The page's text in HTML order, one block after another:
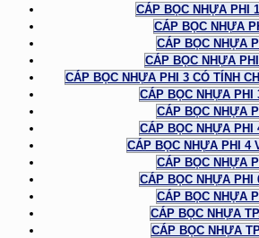
CÁP BỌC NHỰA PHI
CÁP BỌC NHỰA
CÁP BỌC NHỰA
CÁP BỌC NHỰA
CÁP BỌC NHỰA PHI 3 CÓ TÍNH
CÁP BỌC NHỰA PHI
CÁP BỌC NHỰA
CÁP BỌC NHỰA PHI
CÁP BỌC NHỰA PHI 4
CÁP BỌC NHỰA
CÁP BỌC NHỰA PHI
CÁP BỌC NHỰA
CÁP BỌC NHỰA
CÁP BỌC NHỰA